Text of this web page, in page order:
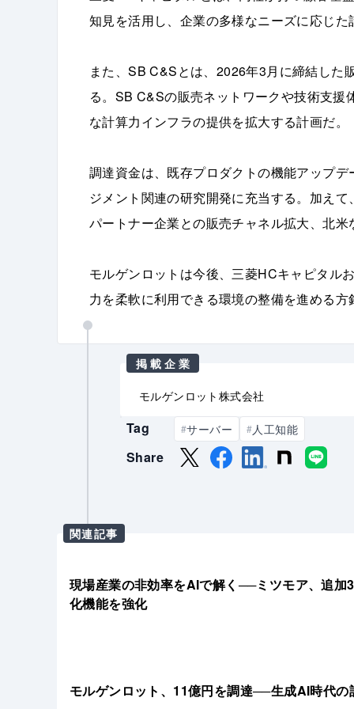
知見を活用し、企業の多様なニーズに応じ
また、SB C&Sとは、2026年3月に締結した
る。SB C&Sの販売ネットワークや技術支
な計算力インフラの提供を拡大する計画だ。
調達資金は、既存プロダクトの機能アップ
ジメント関連の研究開発に充当する。加え
パートナー企業との販売チャネル拡大、北
モルゲンロットは今後、三菱HCキャピタル
力を柔軟に利用できる環境の整備を進める方
掲載企業
モルゲンロット株式会社
Tag #サーバー #人工知能
Share
関連記事
現場産業の非効率をAIで解く──ミツモア、追加
化機能を強化
モルゲンロット、11億円を調達──生成AI時代の